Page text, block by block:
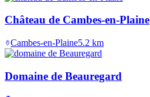
Château de Cambes-en-Plaine
Cambes-en-Plaine5.2 km
Domaine de Beauregard